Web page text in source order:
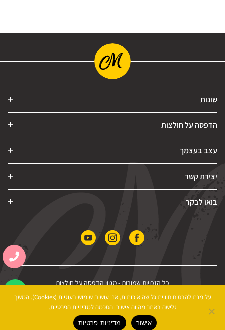
שונות
הדפסה על חולצות
עצב בעצמך
יצירת קשר
בואו לבקר
כל הזכויות שמורות -מגוון הדפסה על חולצות
הצהרת נגישות|מדיניות פרטיות|תקנון האתר
על מנת להבטיח חוויית גלישה איכותית, אנו עושים שימוש בעוגיות (Cookies). המשך
גלישה באתר מהווה אישור והסכמה למדיניות הפרטיות.
אישור מדיניות פרטיות